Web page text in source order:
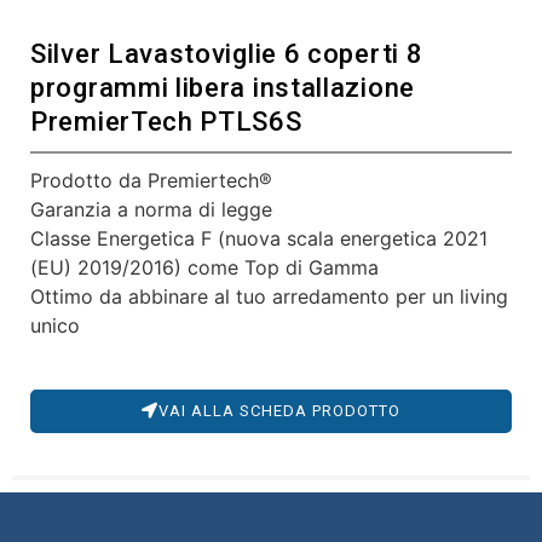
Silver Lavastoviglie 6 coperti 8
programmi libera installazione
PremierTech PTLS6S
Prodotto da Premiertech®
Garanzia a norma di legge
Classe Energetica F (nuova scala energetica 2021
(EU) 2019/2016) come Top di Gamma
Ottimo da abbinare al tuo arredamento per un living
unico
VAI ALLA SCHEDA PRODOTTO